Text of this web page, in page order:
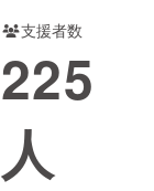
支援者数
225
人